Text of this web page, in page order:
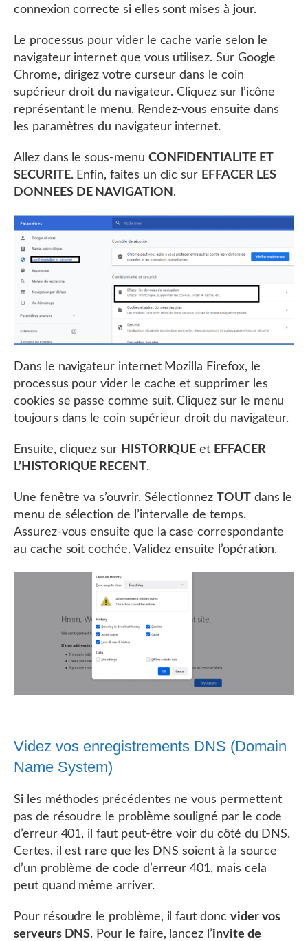
connexion correcte si elles sont mises à jour.
Le processus pour vider le cache varie selon le
navigateur internet que vous utilisez. Sur Google
Chrome, dirigez votre curseur dans le coin
supérieur droit du navigateur. Cliquez sur l’icône
représentant le menu. Rendez-vous ensuite dans
les paramètres du navigateur internet.
Allez dans le sous-menu CONFIDENTIALITE ET
SECURITE. Enfin, faites un clic sur EFFACER LES
DONNEES DE NAVIGATION .
Dans le navigateur internet Mozilla Firefox, le
processus pour vider le cache et supprimer les
cookies se passe comme suit. Cliquez sur le menu
toujours dans le coin supérieur droit du navigateur.
Ensuite, cliquez sur HISTORIQUE et EFFACER
L’HISTORIQUE RECENT.
Une fenêtre va s’ouvrir. Sélectionnez TOUTdans le
menu de sélection de l’intervalle de temps.
Assurez-vous ensuite que la case correspondante
au cache soit cochée. Validez ensuite l’opération.
Videz vos enregistrements DNS (Domain
Name System)
Si les méthodes précédentes ne vous permettent
pas de résoudre le problème souligné par le code
d’erreur 401, il faut peut-être voir du côté du DNS.
Certes, il est rare que les DNS soient à la source
d’un problème de code d’erreur 401, mais cela
peut quand même arriver.
Pour résoudre le problème, il faut donc vider vos
serveurs DNS. Pour le faire, lancez l’invite de